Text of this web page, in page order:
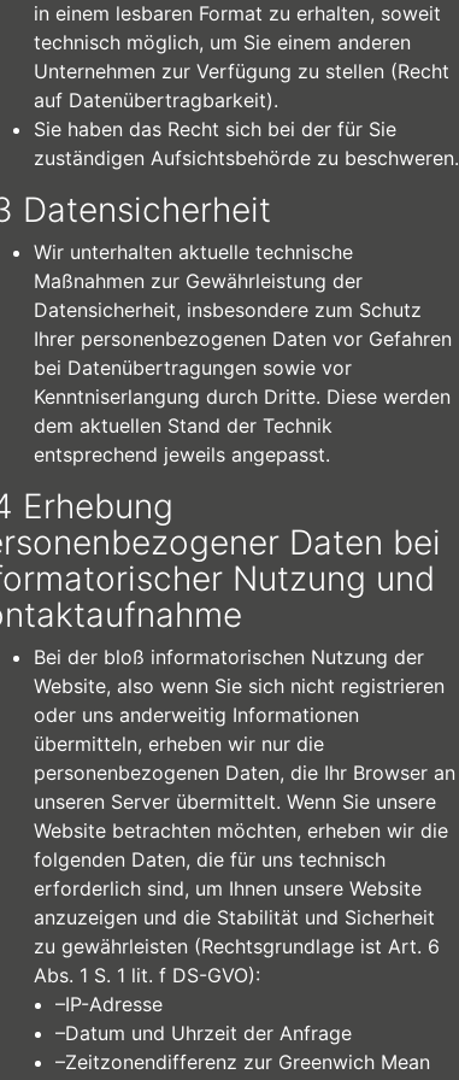
in einem lesbaren Format zu erhalten, soweit
technisch möglich, um Sie einem anderen
Unternehmen zur Verfügung zu stellen (Recht
auf Datenübertragbarkeit).
Sie haben das Recht sich bei der für Sie
zuständigen Aufsichtsbehörde zu beschweren.
Datensicherheit
Wir unterhalten aktuelle technische
Maßnahmen zur Gewährleistung der
Datensicherheit, insbesondere zum Schutz
Ihrer personenbezogenen Daten vor Gefahren
bei Datenübertragungen sowie vor
Kenntniserlangung durch Dritte. Diese werden
dem aktuellen Stand der Technik
entsprechend jeweils angepasst.
Erhebung
Daten bei
Nutzung und
Bei der bloß informatorischen Nutzung der
Website, also wenn Sie sich nicht registrieren
oder uns anderweitig Informationen
übermitteln, erheben wir nur die
personenbezogenen Daten, die Ihr Browser an
unseren Server übermittelt. Wenn Sie unsere
Website betrachten möchten, erheben wir die
folgenden Daten, die für uns technisch
erforderlich sind, um Ihnen unsere Website
anzuzeigen und die Stabilität und Sicherheit
zu gewährleisten (Rechtsgrundlage ist Art. 6
Abs. 1 S. 1 lit. f DS-GVO):
–IP-Adresse
–Datum und Uhrzeit der Anfrage
–Zeitzonendifferenz zur Greenwich Mean